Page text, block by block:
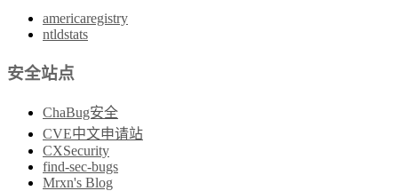
americaregistry
ntldstats
安全站点
ChaBug安全
CVE中文申请站
CXSecurity
find-sec-bugs
Mrxn's Blog